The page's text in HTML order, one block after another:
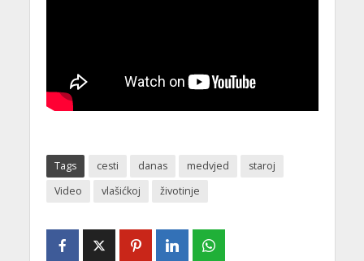
Tags cesti danas medvjed
staroj
Video
vlašićkoj životinje